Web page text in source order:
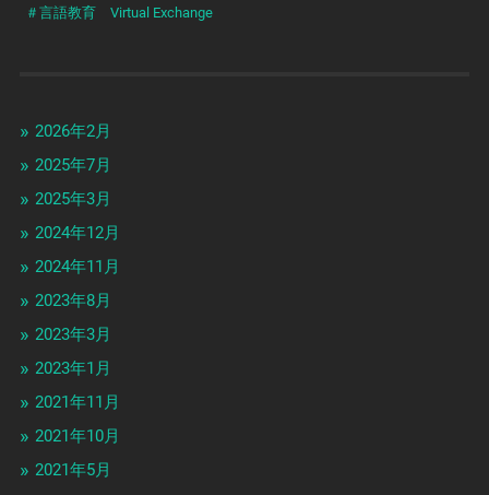
＃言語教育 Virtual Exchange
2026年2月
2025年7月
2025年3月
2024年12月
2024年11月
2023年8月
2023年3月
2023年1月
2021年11月
2021年10月
2021年5月